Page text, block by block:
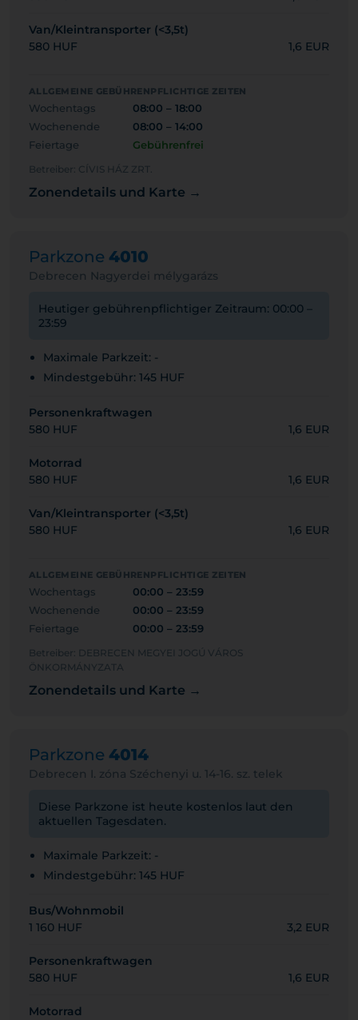
Van/Kleintransporter (<3,5t)
580 HUF
1,6 EUR
ALLGEMEINE GEBÜHRENPFLICHTIGE ZEITEN
Wochentags
08:00 – 18:00
Wochenende
08:00 – 14:00
Feiertage
Gebührenfrei
Betreiber: CÍVIS HÁZ ZRT.
Zonendetails und Karte →
Parkzone 4010
Debrecen Nagyerdei mélygarázs
Heutiger gebührenpflichtiger Zeitraum: 00:00 –
23:59
Maximale Parkzeit: -
Mindestgebühr: 145 HUF
Personenkraftwagen
580 HUF
1,6 EUR
Motorrad
580 HUF
1,6 EUR
Van/Kleintransporter (<3,5t)
580 HUF
1,6 EUR
ALLGEMEINE GEBÜHRENPFLICHTIGE ZEITEN
Wochentags
00:00 – 23:59
Wochenende
00:00 – 23:59
Feiertage
00:00 – 23:59
Betreiber: DEBRECEN MEGYEI JOGÚ VÁROS
ÖNKORMÁNYZATA
Zonendetails und Karte →
Parkzone 4014
Debrecen I. zóna Széchenyi u. 14-16. sz. telek
Diese Parkzone ist heute kostenlos laut den
aktuellen Tagesdaten.
Maximale Parkzeit: -
Mindestgebühr: 145 HUF
Bus/Wohnmobil
1 160 HUF
3,2 EUR
Personenkraftwagen
580 HUF
1,6 EUR
Motorrad